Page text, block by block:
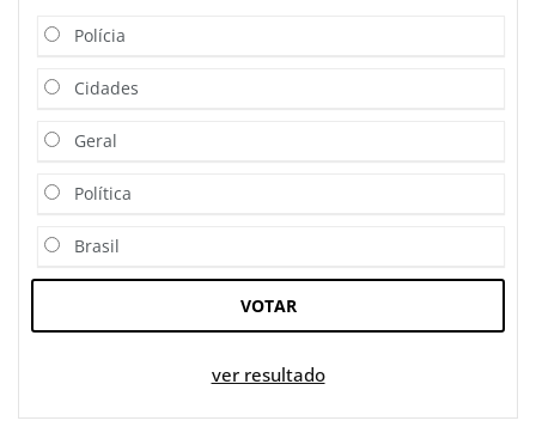
Polícia
Cidades
Geral
Política
Brasil
VOTAR
ver resultado